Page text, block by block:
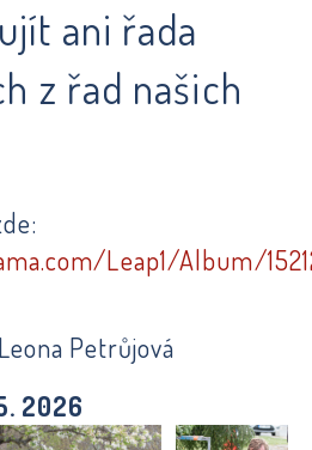
ani řada
z řad našich
Leap1/Album/
Petrůjová
2026